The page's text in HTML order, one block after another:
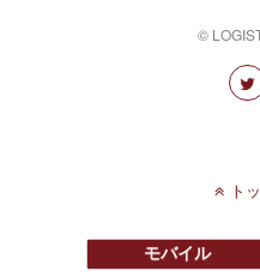
©
ト
モバイル